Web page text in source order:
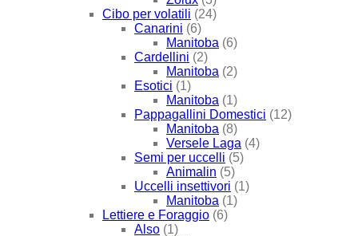
Cibo per volatili (24)
Canarini (6)
Manitoba (6)
Cardellini (2)
Manitoba (2)
Esotici (1)
Manitoba (1)
Pappagallini Domestici (12)
Manitoba (8)
Versele Laga (4)
Semi per uccelli (5)
Animalin (5)
Uccelli insettivori (1)
Manitoba (1)
Lettiere e Foraggio (6)
Also (1)